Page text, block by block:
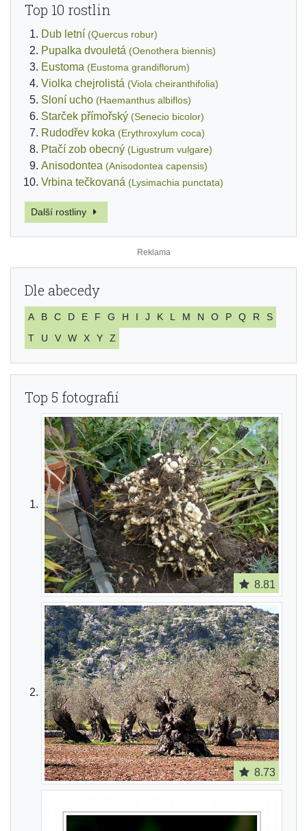
Top 10 rostlin
Dub letní (Quercus robur)
Pupalka dvouletá (Oenothera biennis)
Eustoma (Eustoma grandiflorum)
Violka chejrolistá (Viola cheiranthifolia)
Sloní ucho (Haemanthus albiflos)
Starček přímořský (Senecio bicolor)
Rudodřev koka (Erythroxylum coca)
Ptačí zob obecný (Ligustrum vulgare)
Anisodontea (Anisodontea capensis)
Vrbina tečkovaná (Lysimachia punctata)
Další rostliny
Dle abecedy
A B C D E F G H I J K L M N O P Q R
S
T
U V W X Y Z
Top 5 fotografií
8.81
8.73